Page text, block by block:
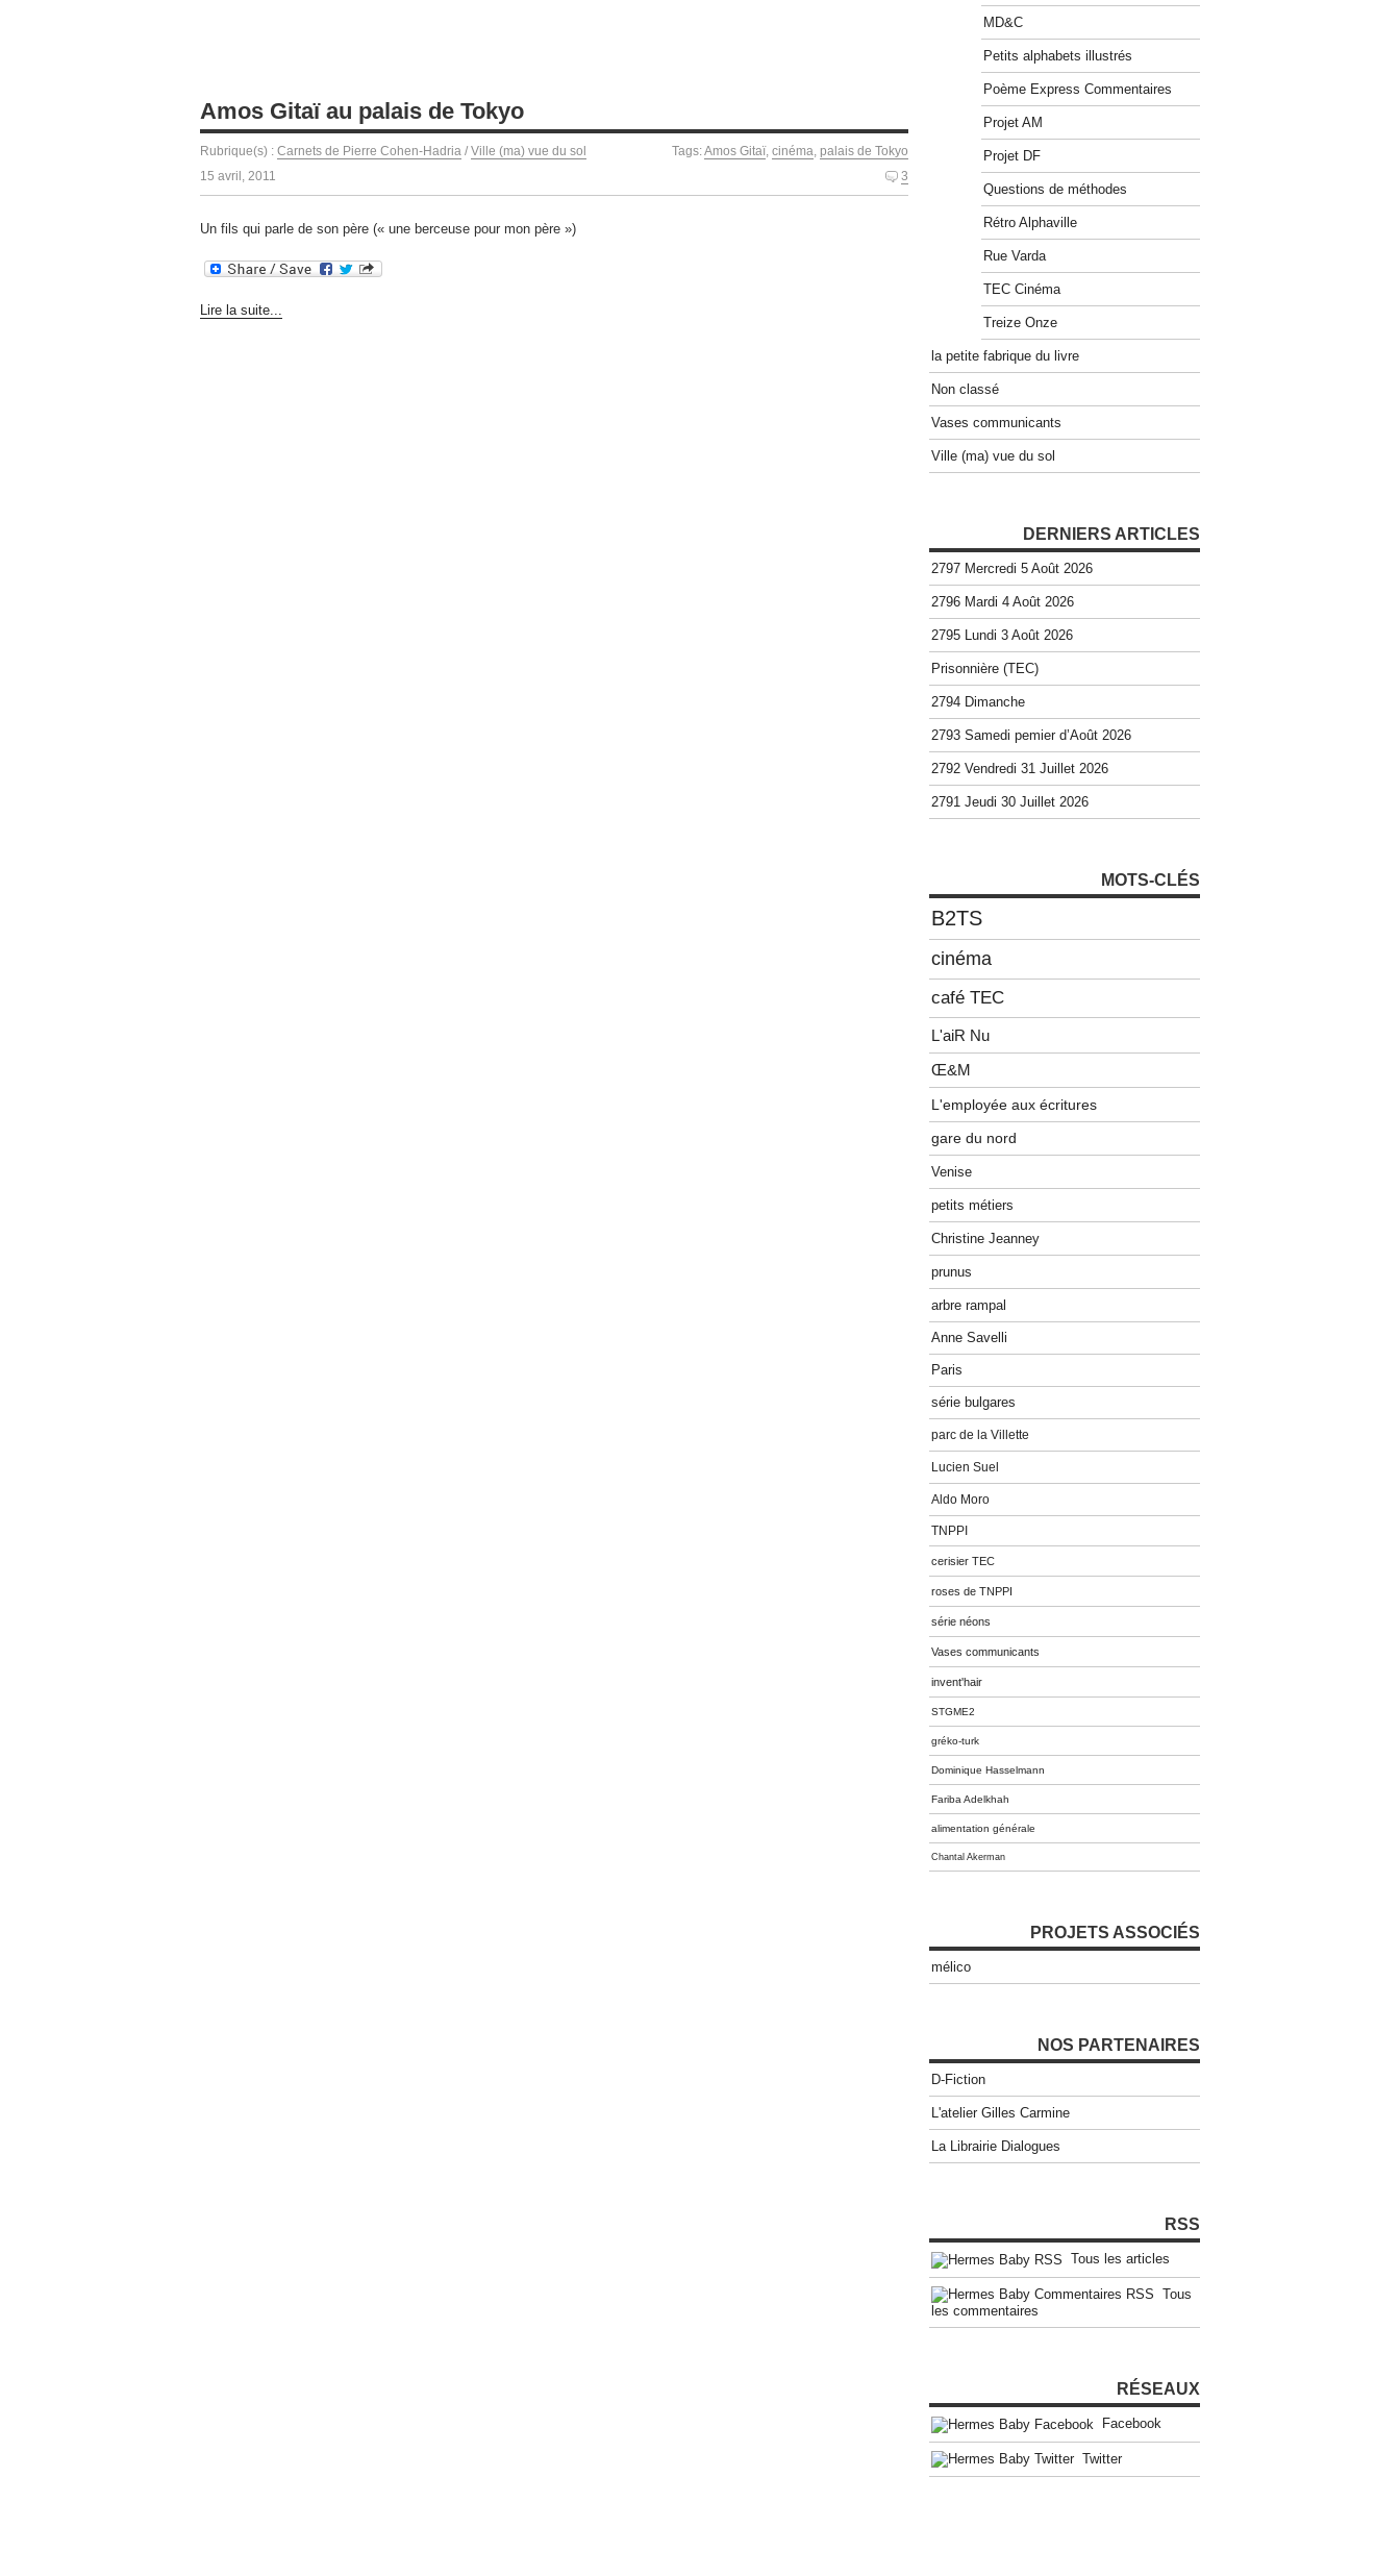
Amos Gitaï au palais de Tokyo
Rubrique(s) : Carnets de Pierre Cohen-Hadria / Ville (ma) vue du sol Tags:Amos Gitaï, cinéma, palais de Tokyo
15 avril, 2011
3
Un fils qui parle de son père (« une berceuse pour mon père »)
Lire la suite...
MD&C
Petits alphabets illustrés
Poème Express Commentaires
Projet AM
Projet DF
Questions de méthodes
Rétro Alphaville
Rue Varda
TEC Cinéma
Treize Onze
la petite fabrique du livre
Non classé
Vases communicants
Ville (ma) vue du sol
DERNIERS ARTICLES
2797 Mercredi 5 Août 2026
2796 Mardi 4 Août 2026
2795 Lundi 3 Août 2026
Prisonnière (TEC)
2794 Dimanche
2793 Samedi pemier d’Août 2026
2792 Vendredi 31 Juillet 2026
2791 Jeudi 30 Juillet 2026
MOTS-CLÉS
B2TS
cinéma
café TEC
L'aiR Nu
Œ&M
L'employée aux écritures
gare du nord
Venise
petits métiers
Christine Jeanney
prunus
arbre rampal
Anne Savelli
Paris
série bulgares
parc de la Villette
Lucien Suel
Aldo Moro
TNPPI
cerisier TEC
roses de TNPPI
série néons
Vases communicants
invent'hair
STGME2
gréko-turk
Dominique Hasselmann
Fariba Adelkhah
alimentation générale
Chantal Akerman
PROJETS ASSOCIÉS
mélico
NOS PARTENAIRES
D-Fiction
L'atelier Gilles Carmine
La Librairie Dialogues
RSS
Tous les articles
Tous
les commentaires
RÉSEAUX
Facebook
Twitter